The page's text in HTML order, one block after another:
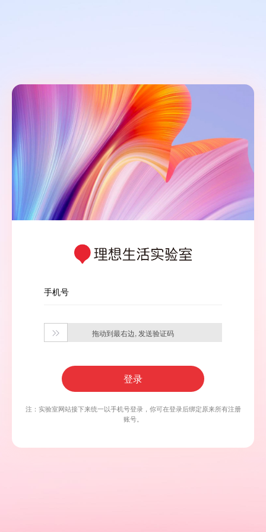
手机号
 拖动到最右边, 发送验证码
登录
注：实验室网站接下来统一以手机号登录，你可在登录后绑定原来所有注册
账号。